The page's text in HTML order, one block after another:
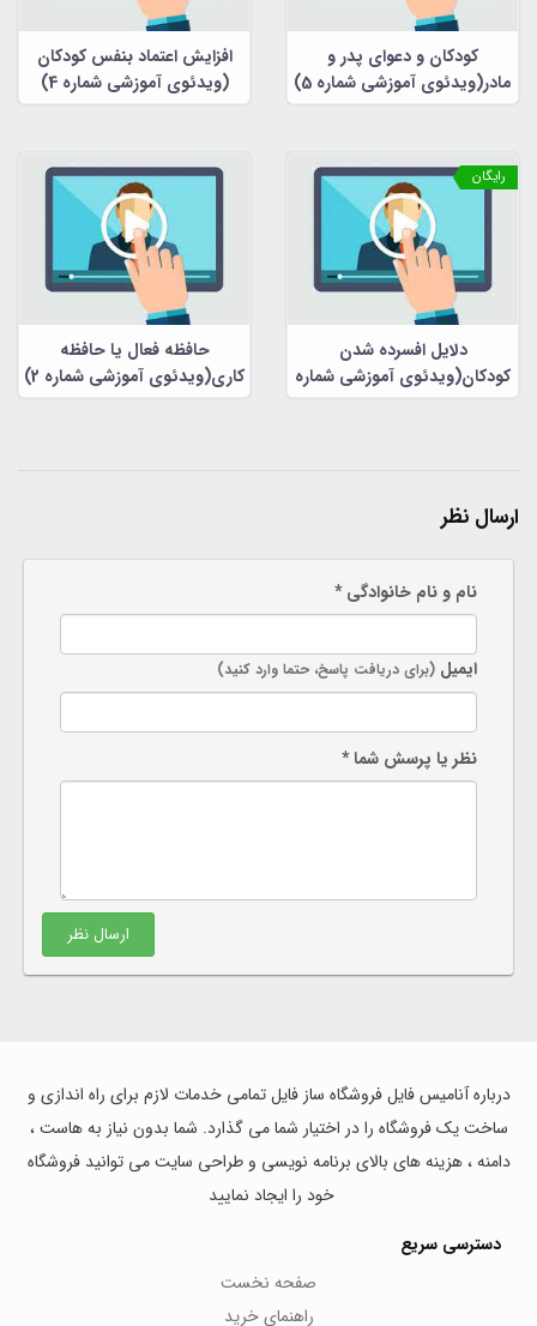
کودکان و دعوای پدر و
مادر(ویدئوی آموزشی شماره 5)
افزایش اعتماد بنفس کودکان
(ویدئوی آموزشی شماره 4)
رایگان
دلایل افسرده شدن
کودکان(ویدئوی آموزشی شماره
3)
حافظه فعال یا حافظه
کاری(ویدئوی آموزشی شماره 2)
ارسال نظر
نام و نام خانوادگی *
ایمیل (برای دریافت پاسخ، حتما وارد کنید)
نظر یا پرسش شما *
ارسال نظر
درباره آنامیس فایل فروشگاه ساز فایل تمامی خدمات لازم برای راه اندازی و
ساخت یک فروشگاه را در اختیار شما می گذارد. شما بدون نیاز به هاست ،
دامنه ، هزینه های بالای برنامه نویسی و طراحی سایت می توانید فروشگاه
خود را ایجاد نمایید
دسترسی سریع
صفحه نخست
راهنمای خرید